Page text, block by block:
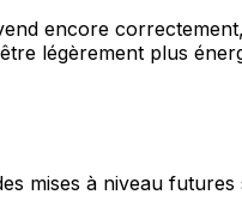
encore
légèrement plus
mises à niveau